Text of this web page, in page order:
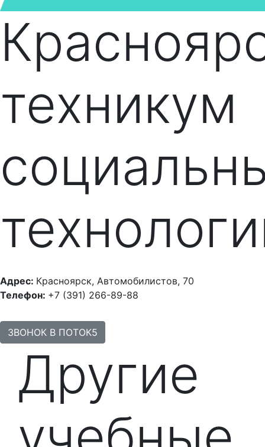
техникум
Адрес: Красноярск, Автомобилистов, 70
Телефон: +7 (391) 266-89-88
ЗВОНОК В ПОТОК5
Другие